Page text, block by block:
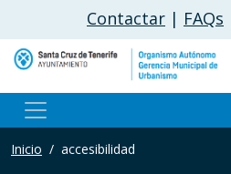
Pasar al contenido principal
Contactar | FAQs
Inicio accesibilidad